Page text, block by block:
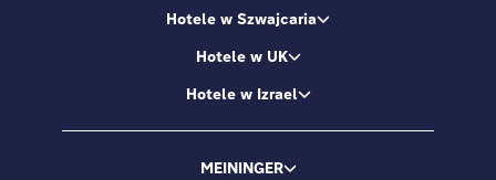
Hotele w Szwajcaria
Hotele w UK
Hotele w Izrael
MEININGER